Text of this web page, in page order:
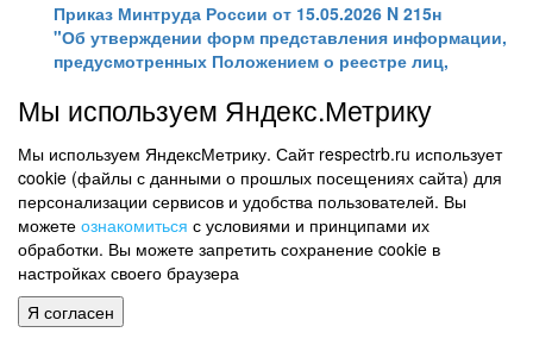
Приказ Минтруда России от 15.05.2026 N 215н
"Об утверждении форм представления информации,
предусмотренных Положением о реестре лиц,
утвержденным Постановлением Правительства
Российской Федерации от 5 марта 2018 г. N 228"
Зарегистрировано в Минюсте России 23.06.2026 N
87154.
С 1 июля 2026 года устанавливаются формы представления
информации, предусмотренные Положением о реестре лиц,
уволенных в связи с утратой доверия
Приказ издан в соответствии с Постановлением Правительства
РФ от 16.03.2026 N 272 "О внесении изменений в некоторые
Мы используем Яндекс.Метрику
Мы используем ЯндексМетрику. Сайт respectrb.ru использует
cookie (файлы с данными о прошлых посещениях сайта) для
персонализации сервисов и удобства пользователей. Вы
можете ознакомиться с условиями и принципами их
обработки. Вы можете запретить сохранение cookie в
настройках своего браузера
Я согласен